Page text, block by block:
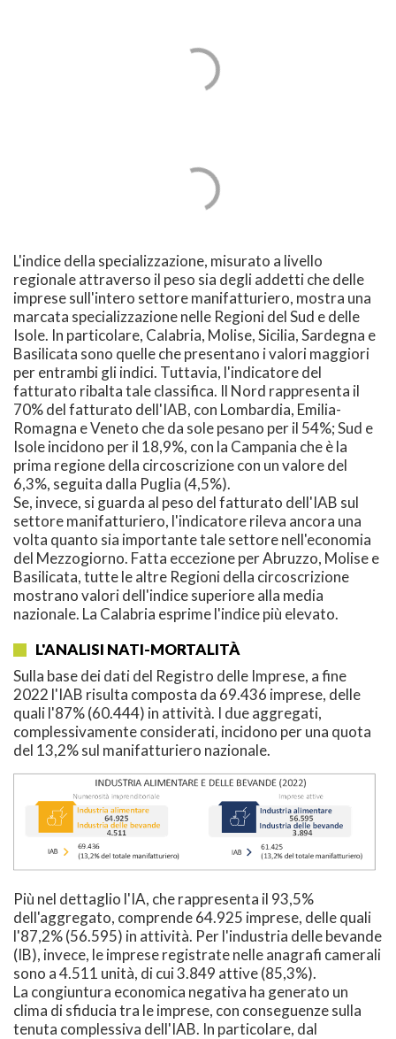
L'indice della specializzazione, misurato a livello
regionale attraverso il peso sia degli addetti che delle
imprese sull'intero settore manifatturiero, mostra una
marcata specializzazione nelle Regioni del Sud e delle
Isole. In particolare, Calabria, Molise, Sicilia, Sardegna e
Basilicata sono quelle che presentano i valori maggiori
per entrambi gli indici. Tuttavia, l'indicatore del
fatturato ribalta tale classifica. Il Nord rappresenta il
70% del fatturato dell'IAB, con Lombardia, Emilia-
Romagna e Veneto che da sole pesano per il 54%; Sud e
Isole incidono per il 18,9%, con la Campania che è la
prima regione della circoscrizione con un valore del
6,3%, seguita dalla Puglia (4,5%).
Se, invece, si guarda al peso del fatturato dell'IAB sul
settore manifatturiero, l'indicatore rileva ancora una
volta quanto sia importante tale settore nell'economia
del Mezzogiorno. Fatta eccezione per Abruzzo, Molise e
Basilicata, tutte le altre Regioni della circoscrizione
mostrano valori dell'indice superiore alla media
nazionale. La Calabria esprime l'indice più elevato.
L'ANALISI NATI-MORTALITÀ
Sulla base dei dati del Registro delle Imprese, a fine
2022 l'IAB risulta composta da 69.436 imprese, delle
quali l'87% (60.444) in attività. I due aggregati,
complessivamente considerati, incidono per una quota
del 13,2% sul manifatturiero nazionale.
Più nel dettaglio l'IA, che rappresenta il 93,5%
dell'aggregato, comprende 64.925 imprese, delle quali
l'87,2% (56.595) in attività. Per l'industria delle bevande
(IB), invece, le imprese registrate nelle anagrafi camerali
sono a 4.511 unità, di cui 3.849 attive (85,3%).
La congiuntura economica negativa ha generato un
clima di sfiducia tra le imprese, con conseguenze sulla
tenuta complessiva dell'IAB. In particolare, dal